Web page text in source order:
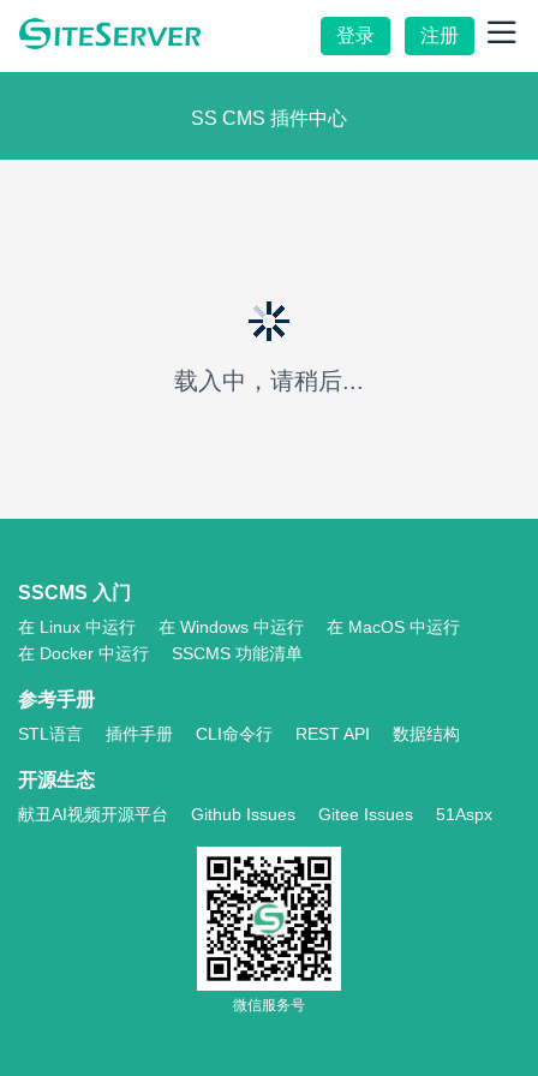
登录 注册
SS CMS 插件中心
载入中，请稍后...
SSCMS 入门
在 Linux 中运行 在 Windows 中运行
在 MacOS 中运行
在 Docker 中运行
SSCMS 功能清单
参考手册
STL语言 插件手册 CLI命令行 REST API 数据结构
开源生态
献丑AI视频开源平台 Github Issues Gitee Issues 51Aspx
微信服务号